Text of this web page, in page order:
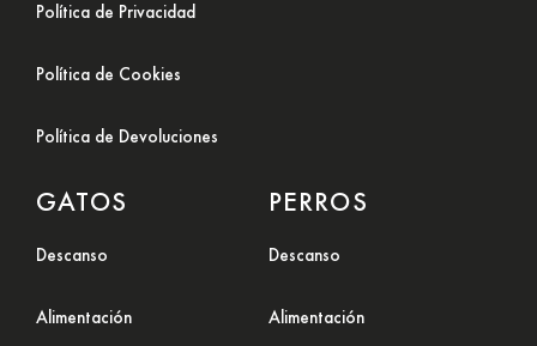
Política de Privacidad
Política de Cookies
Política de Devoluciones
GATOS
Descanso
Alimentación
PERROS
Descanso
Alimentación